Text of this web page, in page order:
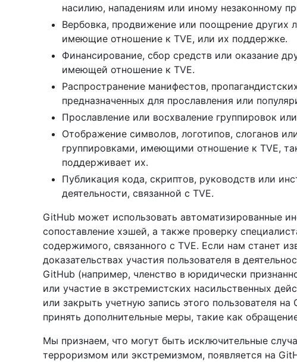
насилию, нападениям или иному незаконному
Вербовка, продвижение или поощрение других
имеющие отношение к TVE, или их поддержке.
Финансирование, сбор средств или оказание
имеющей отношение к TVE.
Распространение манифестов,
предназначенных для прославления или
Прославление или восхваление группировок
Отображение символов, логотипов, слоганов
группировками, имеющими отношение к TVE,
поддерживает их.
Публикация кода, скриптов, руководств или
деятельности, связанной с TVE.
GitHub может использовать автоматизированные
сопоставление хэшей, а также проверку
содержимого, связанного с TVE. Если нам станет
доказательствах участия пользователя в
GitHub (например, членство в юридически
или участие в экстремистских насильственных
или закрыть учетную запись этого пользователя
принять дополнительные меры, такие как
Мы признаем, что могут быть исключительные
терроризмом или экстремизмом, появляется на